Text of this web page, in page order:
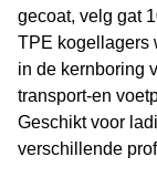
gecoat, velg gat
TPE kogellagers
in de kernboring
transport-en
Geschikt voor
verschillende